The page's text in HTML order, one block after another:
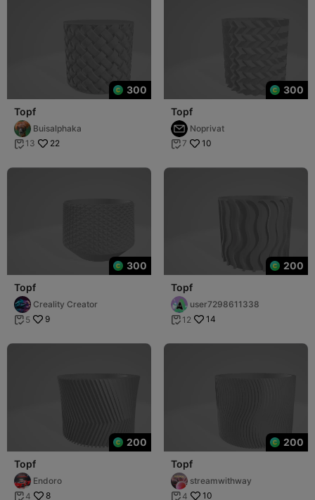
300
Topf
Buisalphaka
 13 22
300
Topf
Noprivat
 7 10
300
Topf
Creality Creator
 5 9
200
Topf
user7298611338
 12 14
200
Topf
Endoro
 4 8
200
Topf
streamwithway
 4 10